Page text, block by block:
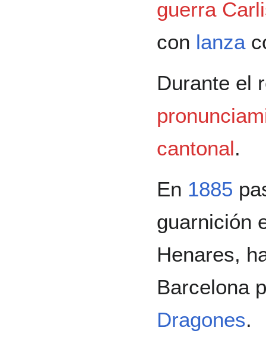
guerra
con lanza
Durante el
cantonal.
En 1885
guarnición
Henares,
Barcelona
Dragones.